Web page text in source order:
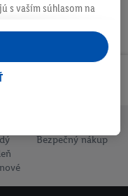
Bezpečný nákup
s vaším súhlasom na
aj mimo nich. Ak
účely sa spracúvajú
sa prihlásite do svojho
z e-mailovej adresy,
v službách
vám